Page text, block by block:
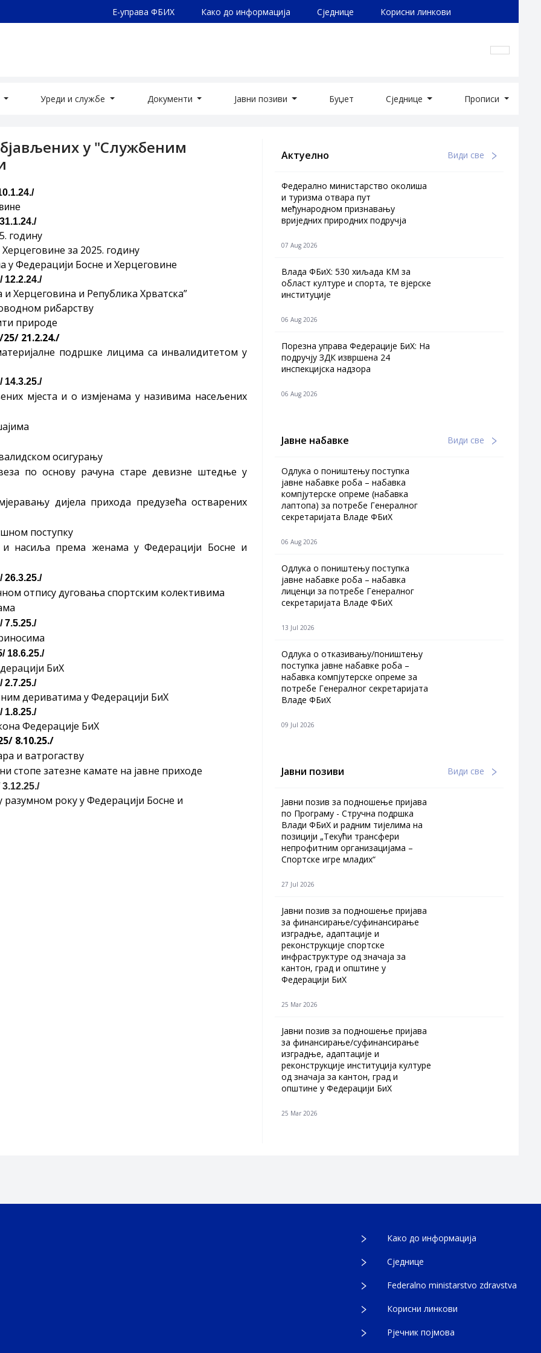
Е-управа ФБИХ Како до информација Сједнице Корисни линкови
Уреди и службе Документи Јавни позиви Буџет Сједнице Прописи
у "Службеним
годину
за 2025. годину
у Федерацији Босне и Херцеговине
и Херцеговина и Република Хрватска”
рибарству
природе
21.2.24./
подршке лицима са инвалидитетом у
мјеста и о измјенама у називима насељених
осигурању
по основу рачуна старе девизне штедње у
дијела прихода предузећа остварених
поступку
насиља према женама у Федерацији Босне и
отпису дуговања спортским колективима
7.5.25./
18.6.25./
БиХ
2.7.25./
дериватима у Федерацији БиХ
1.8.25./
Федерације БиХ
8.10.25./
и ватрогаству
стопе затезне камате на јавне приходе
року у Федерацији Босне и
Актуелно Види све
Федерално министарство околиша
и туризма отвара пут
међународном признавању
вриједних природних подручја
07 Aug 2026
Влада ФБиХ: 530 хиљада КМ за
област културе и спорта, те вјерске
институције
06 Aug 2026
Порезна управа Федерације БиХ: На
подручју ЗДК извршена 24
инспекцијска надзора
06 Aug 2026
Јавне набавке Види све
Одлука о поништењу поступка
јавне набавке роба – набавка
компјутерске опреме (набавка
лаптопа) за потребе Генералног
секретаријата Владе ФБиХ
06 Aug 2026
Одлука о поништењу поступка
јавне набавке роба – набавка
лиценци за потребе Генералног
секретаријата Владе ФБиХ
13 Jul 2026
Одлука о отказивању/поништењу
поступка јавне набавке роба –
набавка компјутерске опреме за
потребе Генералног секретаријата
Владе ФБиХ
09 Jul 2026
Јавни позиви Види све
Јавни позив за подношење пријава
по Програму - Стручна подршка
Влади ФБиХ и радним тијелима на
позицији „Текући трансфери
непрофитним организацијама –
Спортске игре младих“
27 Jul 2026
Jавни позив за подношење пријава
за финансирање/суфинансирање
изградње, адаптације и
реконструкције спортске
инфраструктуре од значаја за
кантон, град и општине у
Федерацији БиХ
25 Mar 2026
Јавни позив за подношење пријава
за финансирање/суфинансирање
изградње, адаптације и
реконструкције институција културе
од значаја за кантон, град и
општине у Федерацији БиХ
25 Mar 2026
Како до информација
Сједнице
Federalno ministarstvo zdravstva
Корисни линкови
Рјечник појмова